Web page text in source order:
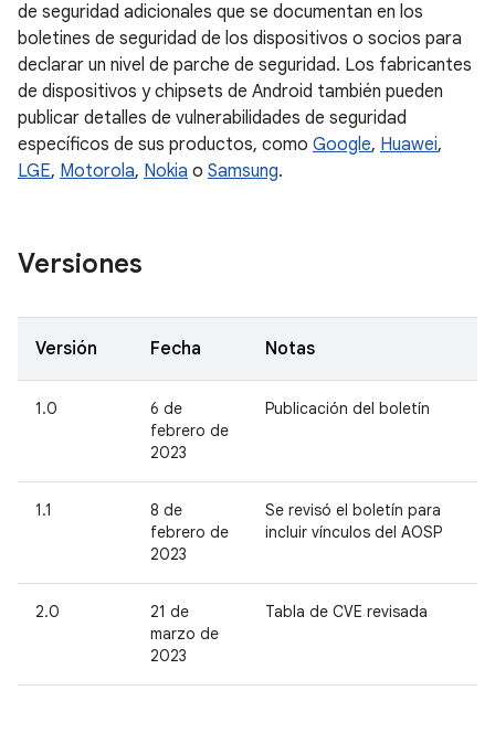
de seguridad adicionales que se documentan en los
boletines de seguridad de los dispositivos o socios para
declarar un nivel de parche de seguridad. Los fabricantes
de dispositivos y chipsets de Android también pueden
publicar detalles de vulnerabilidades de seguridad
específicos de sus productos, como Google, Huawei,
LGE, Motorola, Nokia o Samsung.
Versiones
Versión Fecha Notas
1.0
6 de
febrero de
2023
Publicación del boletín
1.1
8 de
febrero de
2023
Se revisó el boletín para
incluir vínculos del AOSP
2.0
21 de
marzo de
2023
Tabla de CVE revisada